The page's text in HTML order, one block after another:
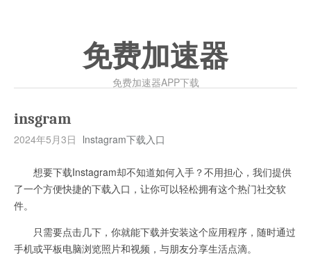
免费加速器
免费加速器APP下载
insgram
2024年5月3日 lnstagram下载入口
想要下载Instagram却不知道如何入手？不用担心，我们提供
了一个方便快捷的下载入口，让你可以轻松拥有这个热门社交软
件。
只需要点击几下，你就能下载并安装这个应用程序，随时通过
手机或平板电脑浏览照片和视频，与朋友分享生活点滴。